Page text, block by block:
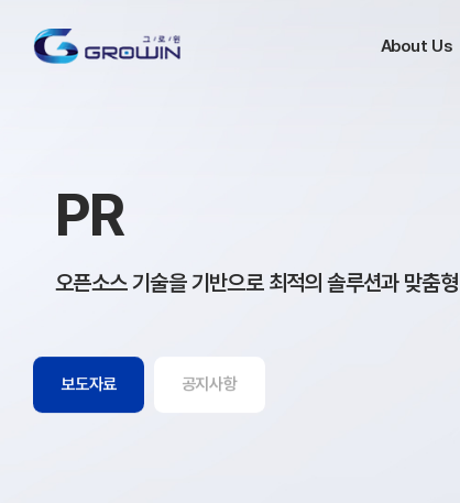
About Us
PR
오픈소스 기술을 기반으로 최적의 솔루션과 맞춤
보도자료 공지사항